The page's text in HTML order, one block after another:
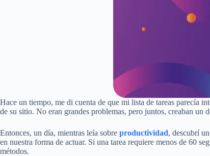
Hace un tiempo, me di cuenta de que mi lista de tareas parecía
de su sitio. No eran grandes problemas, pero juntos, creaban un
Entonces, un día, mientras leía sobre productividad, descubrí
en nuestra forma de actuar. Si una tarea requiere menos de 60
métodos.